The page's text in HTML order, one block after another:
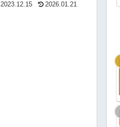
2023.12.15 2026.01.21